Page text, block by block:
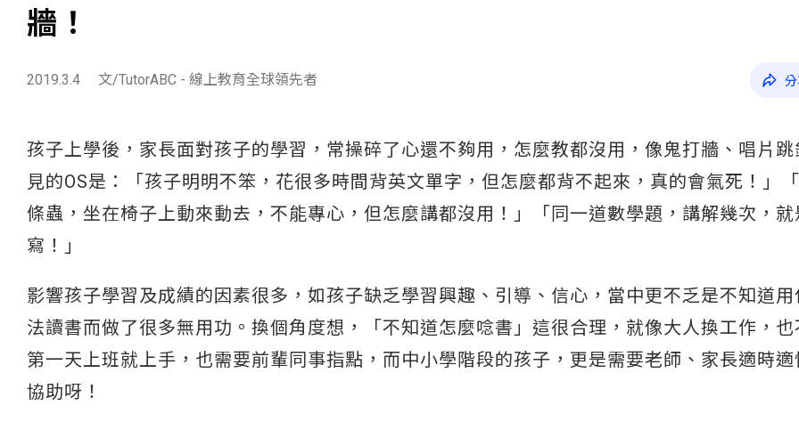
牆！
2019.3.4 文/TutorABC - 線上教育全球領先者
孩子上學後，家長面對孩子的學習，常操碎了心還不夠用，怎麼教都沒用，像鬼打牆、唱片跳
見的OS是：「孩子明明不笨，花很多時間背英文單字，但怎麼都背不起來，真的會氣死！」
條蟲，坐在椅子上動來動去，不能專心，但怎麼講都沒用！」「同一道數學題，講解幾次，就
寫！」
影響孩子學習及成績的因素很多，如孩子缺乏學習興趣、引導、信心，當中更不乏是不知道用
法讀書而做了很多無用功。換個角度想，「不知道怎麼唸書」這很合理，就像大人換工作，也
第一天上班就上手，也需要前輩同事指點，而中小學階段的孩子，更是需要老師、家長適時適
協助呀！